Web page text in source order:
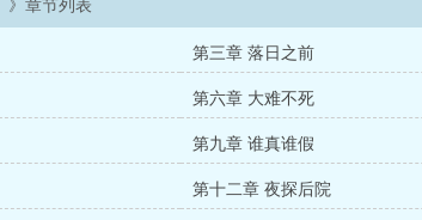
》章节列表
第三章 落日之前
第六章 大难不死
第九章 谁真谁假
第十二章 夜探后院